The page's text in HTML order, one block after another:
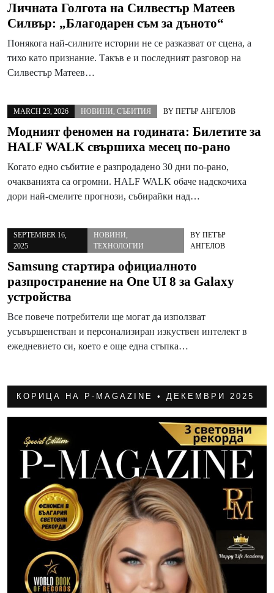
Личната Голгота на Силвестър Матеев
Силвър: „Благодарен съм за дъното“
Понякога най-силните истории не се разказват от сцена, а
тихо като признание. Такъв е и последният разговор на
Силвестър Матеев…
MARCH 23, 2026 НОВИНИ, СЪБИТИЯ BY ПЕТЪР АНГЕЛОВ
Модният феномен на годината: Билетите за
HALF WALK свършиха месец по-рано
Когато едно събитие е разпродадено 30 дни по-рано,
очакванията са огромни. HALF WALK обаче надскочиха
дори най-смелите прогнози, събирайки над…
SEPTEMBER 16,
2025
НОВИНИ,
ТЕХНОЛОГИИ
BY ПЕТЪР
АНГЕЛОВ
Samsung стартира официалното
разпространение на One UI 8 за Galaxy
устройства
Все повече потребители ще могат да използват
усъвършенстван и персонализиран изкуствен интелект в
ежедневието си, което е още една стъпка…
КОРИЦА НА P-MAGAZINE • ДЕКЕМВРИ 2025